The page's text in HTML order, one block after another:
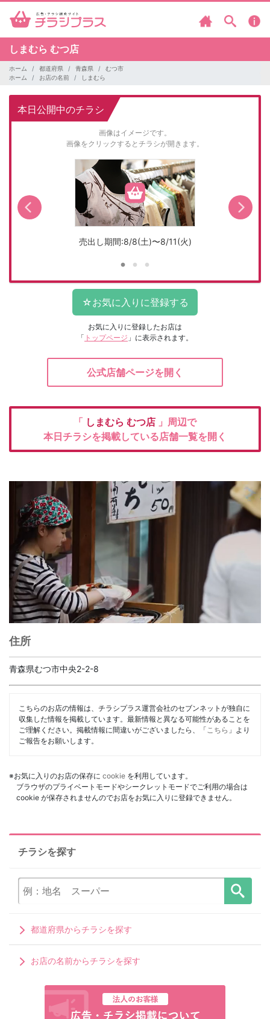
しまむら むつ店
ホーム 都道府県 青森県
むつ市
ホーム
お店の名前 しまむら
本日公開中のチラシ
画像はイメージです。
画像をクリックするとチラシが開きます。
売出し期間:8/8(土)〜8/11(火)
お気に入りに登録したお店は
「 トップページ 」に表示されます。
公式店舗ページを開く
「 しまむら むつ店 」周辺で
本日チラシを掲載している店舗一覧を開く
住所
青森県むつ市中央2-2-8
こちらのお店の情報は、チラシプラス運営会社のセブンネットが独自に
収集した情報を掲載しています。最新情報と異なる可能性があることを
ご理解ください。掲載情報に間違いがございましたら、「 こちら 」より
ご報告をお願いします。
※お気に入りのお店の保存に cookie を利用しています。
ブラウザのプライベートモードやシークレットモードでご利用の場合は
cookie が保存されませんのでお店をお気に入りに登録できません。
チラシを探す
都道府県からチラシを探す
お店の名前からチラシを探す